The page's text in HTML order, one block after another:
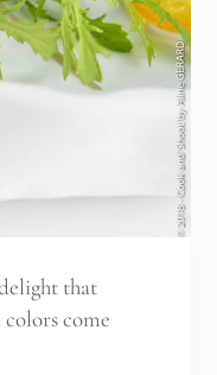
that
come